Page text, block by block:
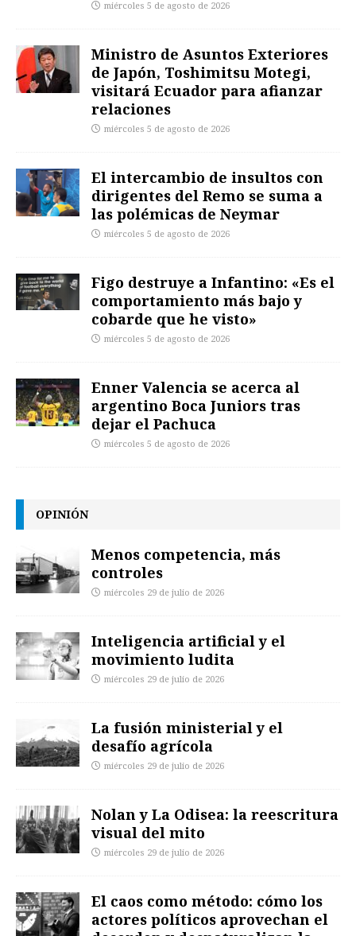
miércoles 5 de agosto de 2026
Ministro de Asuntos Exteriores
de Japón, Toshimitsu Motegi,
visitará Ecuador para afianzar
relaciones
miércoles 5 de agosto de 2026
El intercambio de insultos con
dirigentes del Remo se suma a
las polémicas de Neymar
miércoles 5 de agosto de 2026
Figo destruye a Infantino: «Es el
comportamiento más bajo y
cobarde que he visto»
miércoles 5 de agosto de 2026
Enner Valencia se acerca al
argentino Boca Juniors tras
dejar el Pachuca
miércoles 5 de agosto de 2026
OPINIÓN
Menos competencia, más
controles
miércoles 29 de julio de 2026
Inteligencia artificial y el
movimiento ludita
miércoles 29 de julio de 2026
La fusión ministerial y el
desafío agrícola
miércoles 29 de julio de 2026
Nolan y La Odisea: la reescritura
visual del mito
miércoles 29 de julio de 2026
El caos como método: cómo los
actores políticos aprovechan el